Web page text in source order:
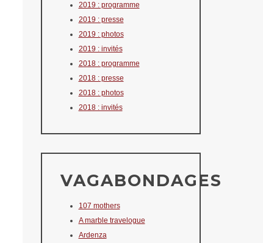
2019 : programme
2019 : presse
2019 : photos
2019 : invités
2018 : programme
2018 : presse
2018 : photos
2018 : invités
VAGABONDAGES
107 mothers
A marble travelogue
Ardenza